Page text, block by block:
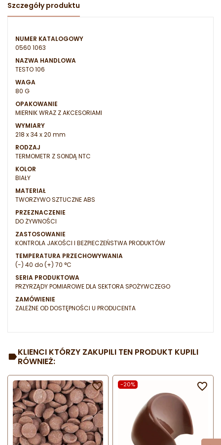
Szczegóły produktu
NUMER KATALOGOWY
0560 1063
NAZWA HANDLOWA
TESTO 106
WAGA
80 G
OPAKOWANIE
MIERNIK WRAZ Z AKCESORIAMI
WYMIARY
218 x 34 x 20 mm
RODZAJ
TERMOMETR Z SONDĄ NTC
KOLOR
BIAŁY
MATERIAŁ
TWORZYWO SZTUCZNE ABS
PRZEZNACZENIE
DO ŻYWNOŚCI
ZASTOSOWANIE
KONTROLA JAKOŚCI I BEZPIECZEŃSTWA PRODUKTÓW
TEMPERATURA PRZECHOWYWANIA
(-) 40 do (+) 70 °C
SERIA PRODUKTOWA
PRZYRZĄDY POMIAROWE DLA SEKTORA SPOŻYWCZEGO
ZAMÓWIENIE
ZALEŻNE OD DOSTĘPNOŚCI U PRODUCENTA
KLIENCI KTÓRZY ZAKUPILI TEN PRODUKT KUPILI
RÓWNIEŻ:
 -20% 